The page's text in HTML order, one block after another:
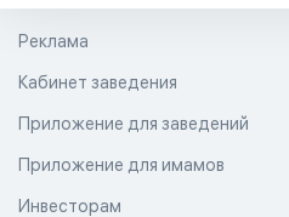
Реклама
Кабинет заведения
Приложение для заведений
Приложение для имамов
Инвесторам